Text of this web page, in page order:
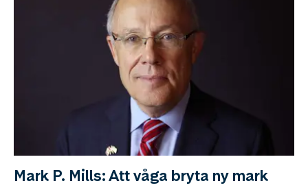
Mark P. Mills: Att våga bryta ny mark